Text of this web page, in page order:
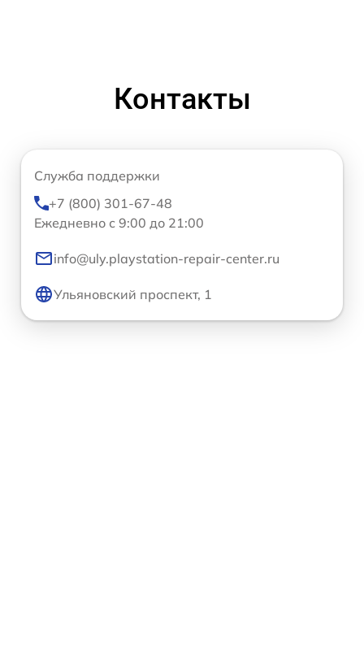
Контакты
Служба поддержки
+7 (800) 301-67-48
Ежедневно с 9:00 до 21:00
info@uly.playstation-repair-center.ru
Ульяновский проспект, 1